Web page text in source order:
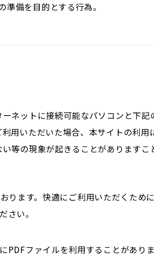
備を目的とする行為。
ネットに接続可能なパソコンと下記
用いただいた場合、本サイトの利用
等の現象が起きることがありますこ
ます。快適にご利用いただくため
さい。
PDFファイルを利用することがあり